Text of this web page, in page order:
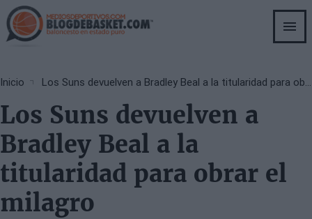
Skip
to
main
Breadcrumb
Inicio Los Suns devuelven a Bradley Beal a la titularidad para obrar el milagro
Los Suns devuelven a
Bradley Beal a la
titularidad para obrar el
milagro